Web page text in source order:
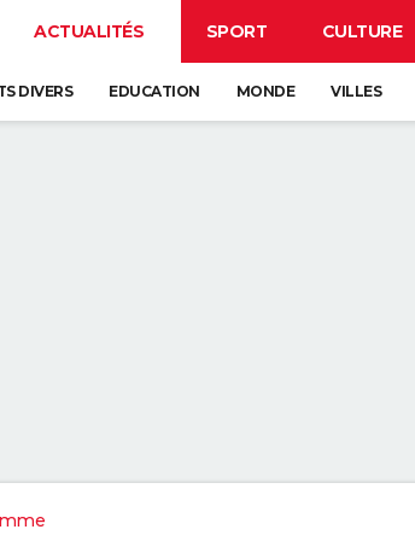
ACTUALITÉS SPORT CULTURE
DIVERS EDUCATION MONDE VILLES